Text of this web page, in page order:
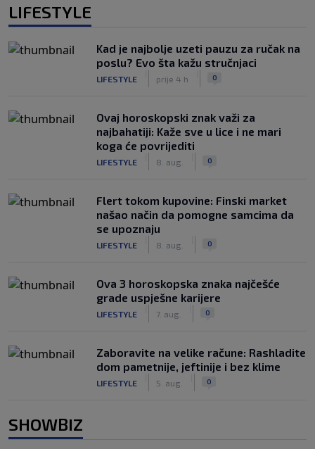
LIFESTYLE
Kad je najbolje uzeti pauzu za ručak na
poslu? Evo šta kažu stručnjaci
LIFESTYLE prije 4 h 0
Ovaj horoskopski znak važi za
najbahatiji: Kaže sve u lice i ne mari
koga će povrijediti
LIFESTYLE 8. aug. 0
Flert tokom kupovine: Finski market
našao način da pomogne samcima da
se upoznaju
LIFESTYLE 8. aug. 0
Ova 3 horoskopska znaka najčešće
grade uspješne karijere
LIFESTYLE 7. aug. 0
Zaboravite na velike račune: Rashladite
dom pametnije, jeftinije i bez klime
LIFESTYLE 5. aug. 0
SHOWBIZ